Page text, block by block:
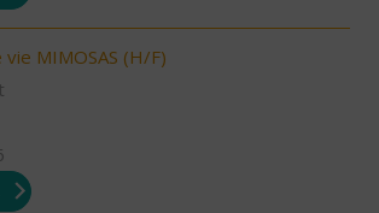
vie MIMOSAS (H/F)